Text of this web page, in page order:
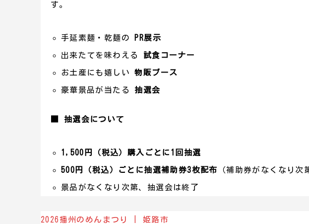
す。
手延素麺・乾麺の PR展示
出来たてを味わえる 試食コーナー
お土産にも嬉しい物販ブース
豪華景品が当たる 抽選会
■ 抽選会について
1,500円（税込）購入ごとに1回抽選
500円（税込）ごとに抽選補助券3枚配布 （補助券がなくなり次
景品がなくなり次第、抽選会は終了
2026播州のめんまつり | 姫路市